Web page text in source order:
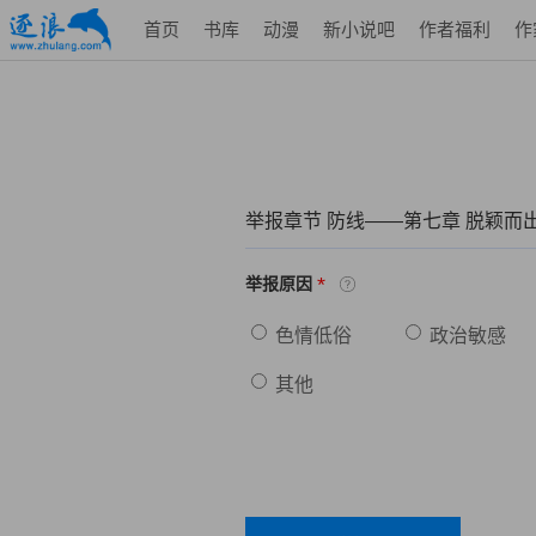
首页 书库 动漫 新小说吧 作者福利 作
举报章节 防线——第七章 脱颖而
举报原因 *
色情低俗 政治敏感
其他